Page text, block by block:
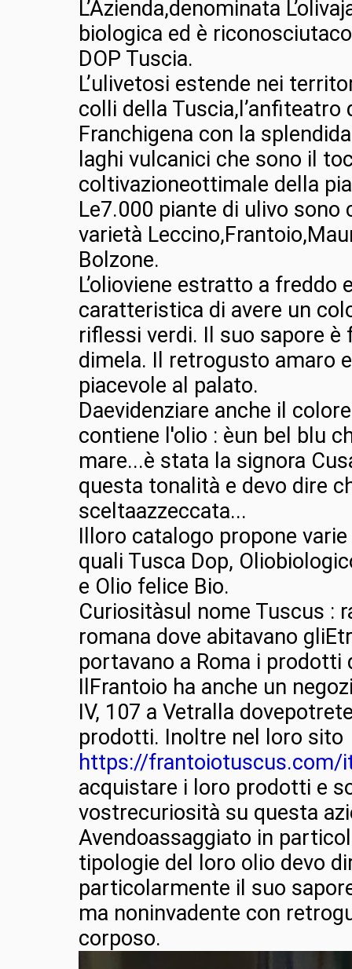
L’Azienda,denominata
biologica ed è
DOP Tuscia.
L’ulivetosi estende nei
colli della Tuscia,l’anfiteatro
Franchigena con la
laghi vulcanici che sono il
coltivazioneottimale della
Le7.000 piante di ulivo sono
varietà
Bolzone.
L’olioviene estratto a freddo
caratteristica di avere un
riflessi verdi. Il suo sapore
dimela. Il retrogusto amaro
piacevole al palato.
Daevidenziare anche il
contiene l'olio : èun bel blu
mare...è stata la signora
questa tonalità e devo dire
sceltaazzeccata...
Illoro catalogo propone
quali Tusca Dop,
e Olio felice Bio.
Curiositàsul nome Tuscus :
romana dove abitavano
portavano a Roma i prodotti
IlFrantoio ha anche un
IV, 107 a Vetralla
prodotti. Inoltre nel loro sito
https://frantoiotuscus.com/
acquistare i loro prodotti e
vostrecuriosità su questa
Avendoassaggiato in
tipologie del loro olio devo
particolarmente il suo
ma noninvadente con
corposo.